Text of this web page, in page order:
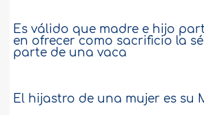
Es válido que madre e hijo
en ofrecer como sacrificio la
parte de una vaca
El hijastro de una mujer es su